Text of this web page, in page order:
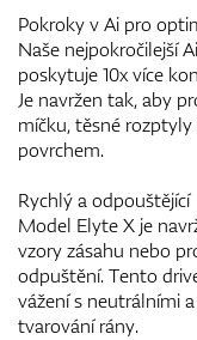
Pokroky v Ai pro
Naše nejpokročilejší
poskytuje 10x více
Je navržen tak, aby
míčku, těsné
povrchem.
Rychlý a odpouštějící
Model Elyte X je
vzory zásahu nebo
odpuštění. Tento
vážení s neutrálními
tvarování rány.